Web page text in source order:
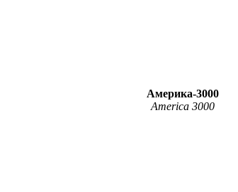
Америка-3000
America 3000